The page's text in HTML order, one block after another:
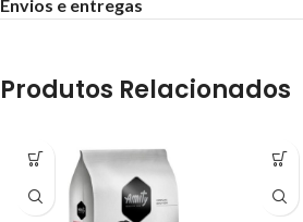
Envios e entregas
Produtos Relacionados